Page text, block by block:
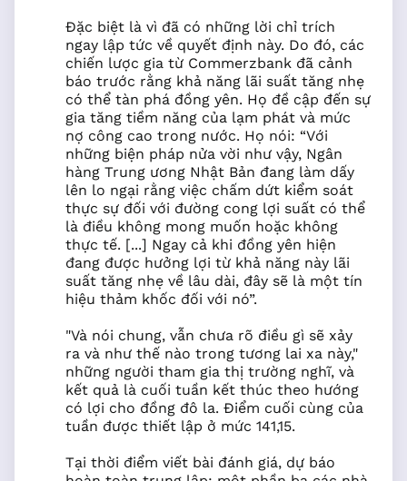
Đặc biệt là vì đã có những lời chỉ trích
ngay lập tức về quyết định này. Do đó, các
chiến lược gia từ Commerzbank đã cảnh
báo trước rằng khả năng lãi suất tăng nhẹ
có thể tàn phá đồng yên. Họ đề cập đến sự
gia tăng tiềm năng của lạm phát và mức
nợ công cao trong nước. Họ nói: “Với
những biện pháp nửa vời như vậy, Ngân
hàng Trung ương Nhật Bản đang làm dấy
lên lo ngại rằng việc chấm dứt kiểm soát
thực sự đối với đường cong lợi suất có thể
là điều không mong muốn hoặc không
thực tế. [...] Ngay cả khi đồng yên hiện
đang được hưởng lợi từ khả năng này lãi
suất tăng nhẹ về lâu dài, đây sẽ là một tín
hiệu thảm khốc đối với nó”.
"Và nói chung, vẫn chưa rõ điều gì sẽ xảy
ra và như thế nào trong tương lai xa này,"
những người tham gia thị trường nghĩ, và
kết quả là cuối tuần kết thúc theo hướng
có lợi cho đồng đô la. Điểm cuối cùng của
tuần được thiết lập ở mức 141,15.
Tại thời điểm viết bài đánh giá, dự báo